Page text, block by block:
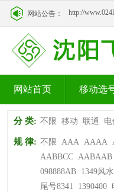
网站公告： http://
网站首页 移动选
分 类: 不限 移动 联通 电
规 律: 不限 AAA AAAA
AABBCC AABAAB
098888AB 1349风
尾号8341
1390400